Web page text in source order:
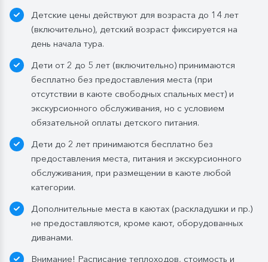
Ужин:
заказная система питания, выбор блюд со 2-
напиток (1 стакан, 200 мл). На выбор: вино красное /
белое / игристое (1 бокал, 125 мл) / водка (1
Бутилированная вода в каюте:
Каюты класса «Люкс» и «Полулюкс»:
ежедневное пополнение — 1 бутылка (0,5 л.) в день;
Стандартные каюты:
день посадки:
— в рейсах до 4 дней включительно: 1 бутылка (0,5
л.) при одноместном размещении, 1 бутылка (1,5 л.)
в 2- и 3-местном размещении;
— в рейсах от 5 дней до 10 дней включительно: 1
бутылка (1,5 л.);
Детские цены действуют для возраста до 14 лет
(включительно), детский возраст фиксируется на
день начала тура.
Дети от 2 до 5 лет (включительно) принимаются
бесплатно без предоставления места (при
отсутствии в каюте свободных спальных мест) и
экскурсионного обслуживания, но с условием
обязательной оплаты детского питания.
Дети до 2 лет принимаются бесплатно без
предоставления места, питания и экскурсионного
обслуживания, при размещении в каюте любой
категории.
Дополнительные места в каютах (раскладушки и пр.)
не предоставляются, кроме кают, оборудованных
диванами.
Внимание! Расписание теплоходов, стоимость и